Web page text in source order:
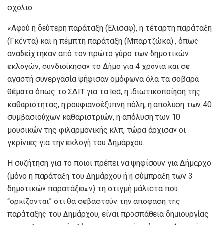
σχόλιο:
«Αφού η δεύτερη παράταξη (Ελισαφ), η τέταρτη παράταξη
(Γκόντα) και η πέμπτη παράταξη (Μπαρτζώκα) , όπως
αναδείχτηκαν από τον πρώτο γύρο των δημοτικών
εκλογών, συνδιοίκησαν το Δήμο για 4 χρόνια και σε
αγαστή συνεργασία ψήφισαν ομόφωνα όλα τα σοβαρά
θέματα όπως το ΣΔΙΤ για τα led, η ιδιωτικοποίηση της
καθαριότητας, η ρουφιανοέξυπνη πόλη, η απόλυση των 40
συμβασιούχων καθαριστριών, η απόλυση των 10
μουσικών της φιλαρμονικής κλπ, τώρα άρχισαν οι
γκρίνιες για την εκλογή του Δημάρχου.
Η συζήτηση για το ποιοι πρέπει να ψηφίσουν για Δήμαρχο
(μόνο η παράταξη του Δημάρχου ή η σύμπραξη των 3
δημοτικών παρατάξεων) τη στιγμή μάλιστα που
“ορκίζονται” ότι θα σεβαστούν την απόφαση της
παράταξης του Δημάρχου, είναι προσπάθεια δημιουργίας